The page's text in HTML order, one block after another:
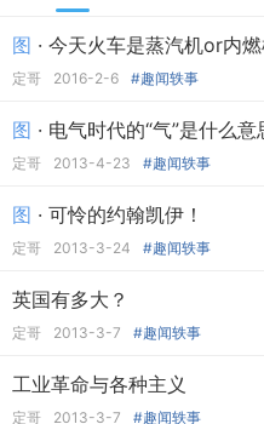
图 · 今天火车是蒸汽机or内燃
定哥 2016-2-6 #趣闻轶事
图 · 电气时代的“气”是什么意
定哥 2013-4-23 #趣闻轶事
图 · 可怜的约翰凯伊！
定哥 2013-3-24 #趣闻轶事
英国有多大？
定哥 2013-3-7 #趣闻轶事
工业革命与各种主义
定哥 2013-3-7 #趣闻轶事